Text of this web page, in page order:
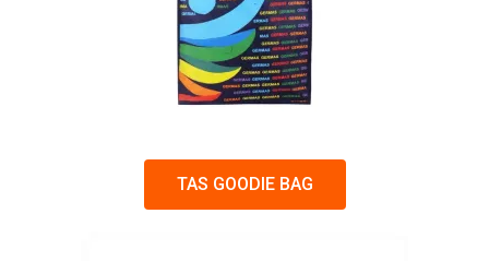
TAS GOODIE BAG